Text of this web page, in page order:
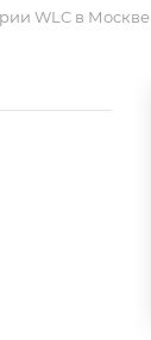
WLC в Москве